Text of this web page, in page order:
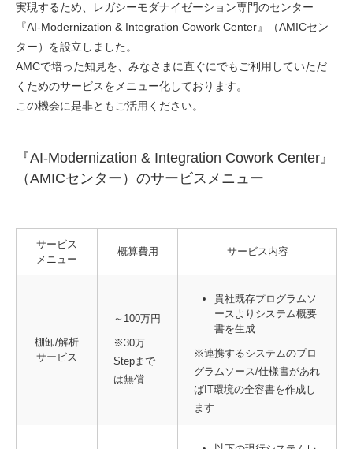
実現するため、レガシーモダナイゼーション専門のセンター
『AI-Modernization & Integration Cowork Center』（AMICセン
ター）を設立しました。
AMCで培った知見を、みなさまに直ぐにでもご利用していただ
くためのサービスをメニュー化しております。
この機会に是非ともご活用ください。
『AI-Modernization & Integration Cowork Center』
（AMICセンター）のサービスメニュー
サービス
メニュー
概算費用 サービス内容
棚卸/解析
サービス
～100万円
※30万
Stepまで
は無償
貴社既存プログラムソ
ースよりシステム概要
書を生成
※連携するシステムのプロ
グラムソース/仕様書があれ
ばIT環境の全容書を作成し
ます